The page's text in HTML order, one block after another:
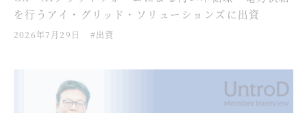
を行うアイ・グリッド・ソリューションズに出資
2026年7月29日 #出資